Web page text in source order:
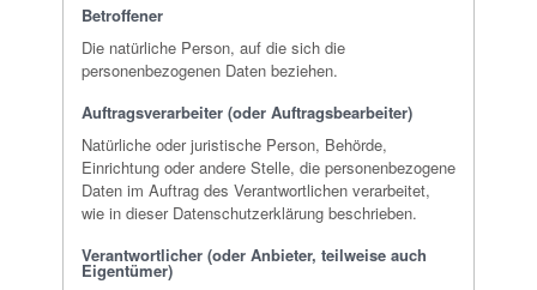
Betroffener
Die natürliche Person, auf die sich die
personenbezogenen Daten beziehen.
Auftragsverarbeiter (oder Auftragsbearbeiter)
Natürliche oder juristische Person, Behörde,
Einrichtung oder andere Stelle, die personenbezogene
Daten im Auftrag des Verantwortlichen verarbeitet,
wie in dieser Datenschutzerklärung beschrieben.
Verantwortlicher (oder Anbieter, teilweise auch
Eigentümer)